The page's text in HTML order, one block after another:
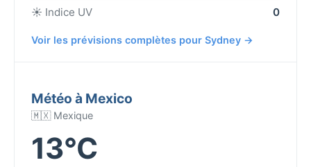
☀️ Indice UV 0
Voir les prévisions complètes pour Sydney →
Météo à Mexico
🇲🇽 Mexique
13°C